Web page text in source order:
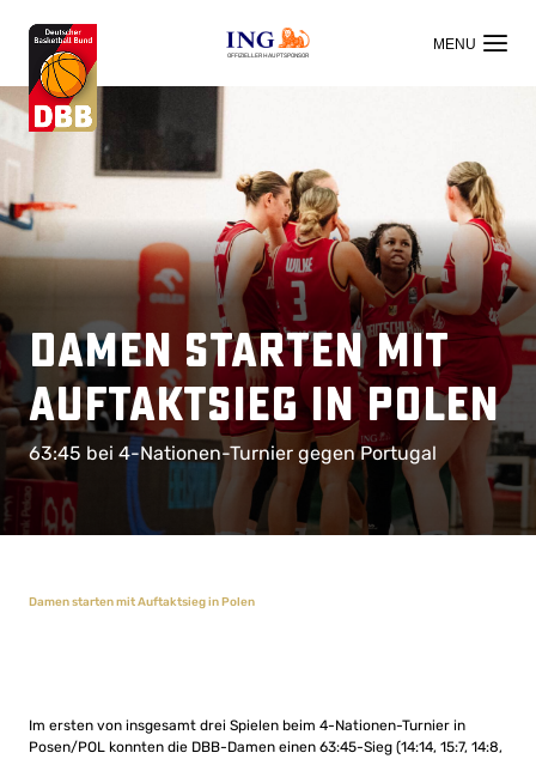
OFFIZIELLER HAUPTSPONSOR
Damen starten mit
Auftaktsieg in Polen
63:45 bei 4-Nationen-Turnier gegen Portugal
Damen starten mit Auftaktsieg in Polen
Im ersten von insgesamt drei Spielen beim 4-Nationen-Turnier in
Posen/POL konnten die DBB-Damen einen 63:45-Sieg (14:14, 15:7, 14:8,